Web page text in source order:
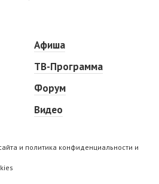
Афиша
ТВ-Программа
Форум
Видео
и политика конфиденциальности и